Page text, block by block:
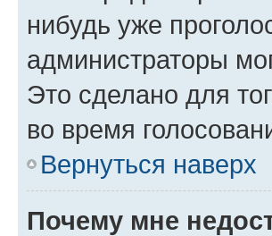
нибудь уже
администраторы
Это сделано для
во время
Вернуться наверх
Почему мне